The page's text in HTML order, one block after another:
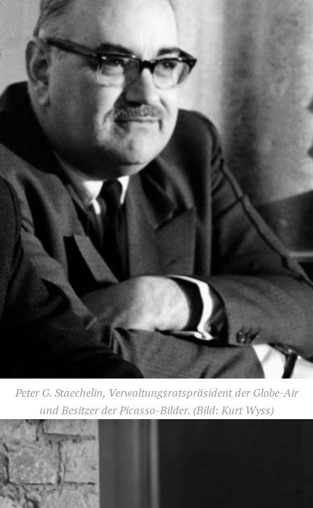
Peter G. Staechelin, Verwaltungsratspräsident der Globe-Air
und Besitzer der Picasso-Bilder. (Bild: Kurt Wyss)